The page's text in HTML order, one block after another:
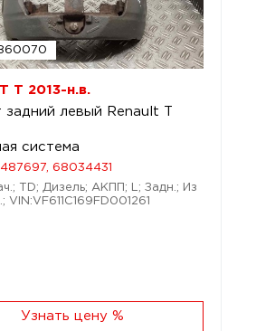
T 2013-н.в.
задний левый Renault T
система
68034431
TD; Дизель; АКПП; L; Задн.; Из
VIN:VF611C169FD001261
Узнать цену %